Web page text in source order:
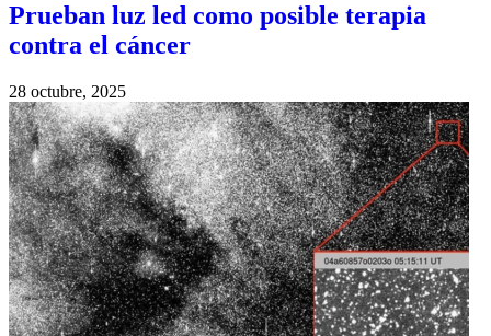
Prueban luz led como posible terapia
contra el cáncer
28 octubre, 2025